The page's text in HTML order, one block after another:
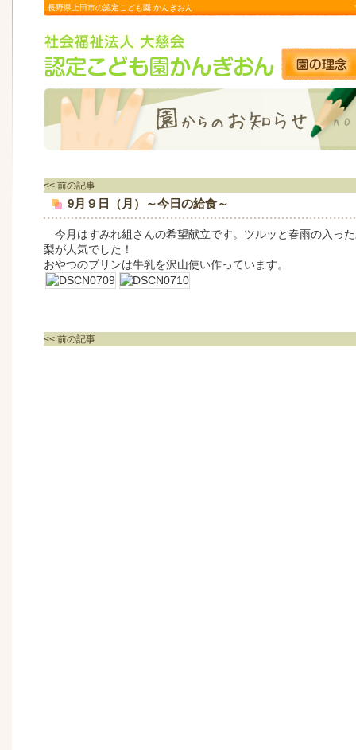
長野県上田市の認定こども園 かんぎおん
<< 前の記事
9月９日（月）～今日の給食～
今月はすみれ組さんの希望献立です。ツルッと春雨の入っ
梨が人気でした！
おやつのプリンは牛乳を沢山使い作っています。
<< 前の記事